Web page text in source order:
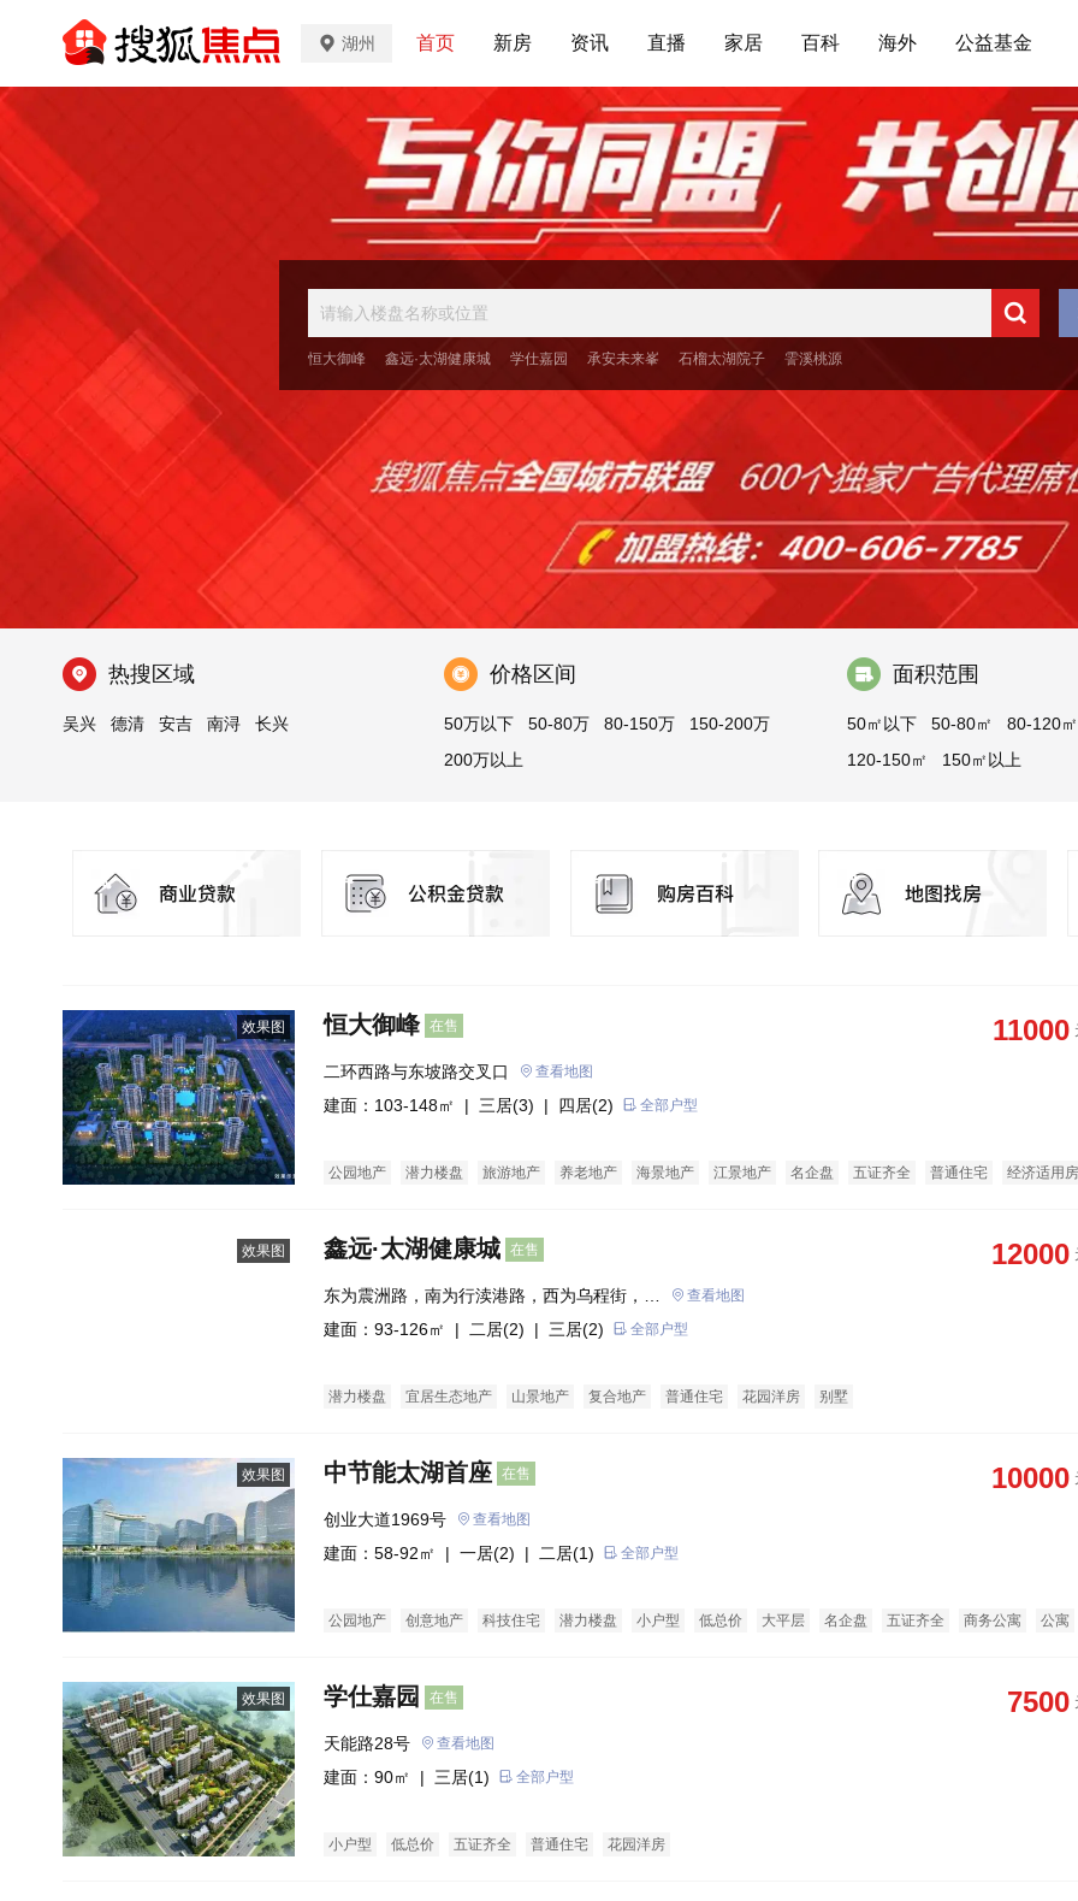
湖州 首页 新房 资讯 直播 家居 百科 海外 公益基金
恒大御峰 鑫远·太湖健康城 学仕嘉园 承安未来峯 石榴太湖院子 霅溪桃源
热搜区域
吴兴 德清 安吉 南浔 长兴
价格区间
50万以下 50-80万 80-150万
150-200万
200万以上
面积范围
50㎡以下 50-80㎡
80-120㎡
120-150㎡
150㎡以上
效果图 恒大御峰 在售 11000
二环西路与东坡路交叉口 查看地图
建面：103-148㎡ | 三居(3) | 四居(2) 全部户型
公园地产 潜力楼盘 旅游地产 养老地产 海景地产 江景地产 名企盘 五证齐全 普通住宅 经济适用房
效果图 鑫远·太湖健康城 在售 12000
东为震洲路，南为行渎港路，西为乌程街，北
为滨港北路。
查看地图
建面：93-126㎡ | 二居(2) | 三居(2) 全部户型
潜力楼盘 宜居生态地产 山景地产 复合地产 普通住宅 花园洋房 别墅
效果图 中节能太湖首座 在售 10000
创业大道1969号 查看地图
建面：58-92㎡ | 一居(2) | 二居(1) 全部户型
公园地产 创意地产 科技住宅 潜力楼盘 小户型 低总价 大平层 名企盘 五证齐全 商务公寓
公寓
效果图 学仕嘉园 在售 7500
天能路28号 查看地图
建面：90㎡ | 三居(1) 全部户型
小户型 低总价 五证齐全 普通住宅 花园洋房